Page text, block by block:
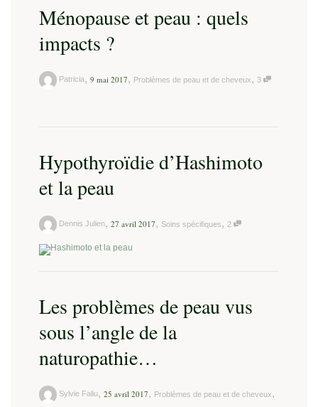
Ménopause et peau : quels
impacts ?
Patricia, 9 mai 2017, Problèmes de peau et de cheveux, 3
Hypothyroïdie d’Hashimoto
et la peau
Dennis Julien, 27 avril 2017, Soins spécifiques, 2
Les problèmes de peau vus
sous l’angle de la
naturopathie…
Sylvie Faliu, 25 avril 2017, Problèmes de peau et de cheveux,